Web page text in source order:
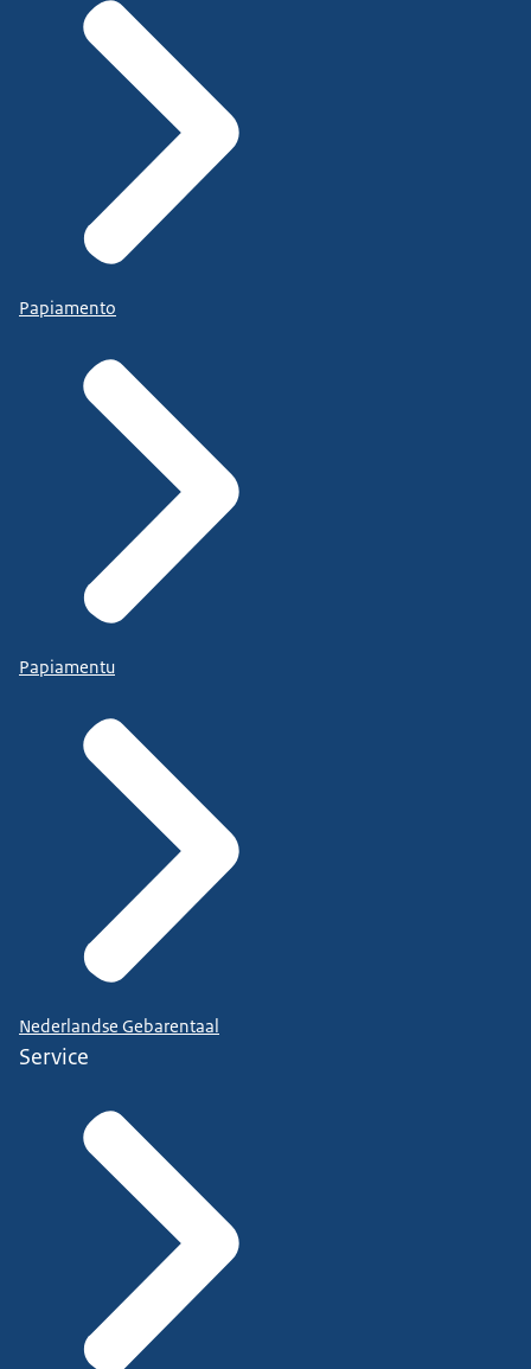
Papiamento
Papiamentu
Nederlandse Gebarentaal
Service